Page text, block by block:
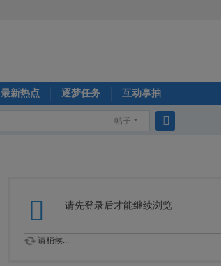
最新热点 逐梦任务 互动享抽
帖子
请先登录后才能继续浏览
请稍候...